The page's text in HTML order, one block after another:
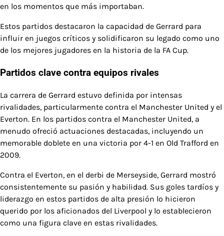
en los momentos que más importaban.
Estos partidos destacaron la capacidad de Gerrard para
influir en juegos críticos y solidificaron su legado como uno
de los mejores jugadores en la historia de la FA Cup.
Partidos clave contra equipos rivales
La carrera de Gerrard estuvo definida por intensas
rivalidades, particularmente contra el Manchester United y el
Everton. En los partidos contra el Manchester United, a
menudo ofreció actuaciones destacadas, incluyendo un
memorable doblete en una victoria por 4-1 en Old Trafford en
2009.
Contra el Everton, en el derbi de Merseyside, Gerrard mostró
consistentemente su pasión y habilidad. Sus goles tardíos y
liderazgo en estos partidos de alta presión lo hicieron
querido por los aficionados del Liverpool y lo establecieron
como una figura clave en estas rivalidades.